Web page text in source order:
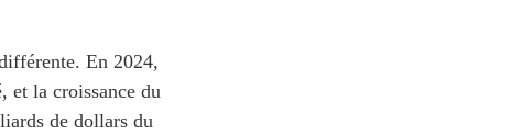
En 2024,
et la croissance du
de dollars du